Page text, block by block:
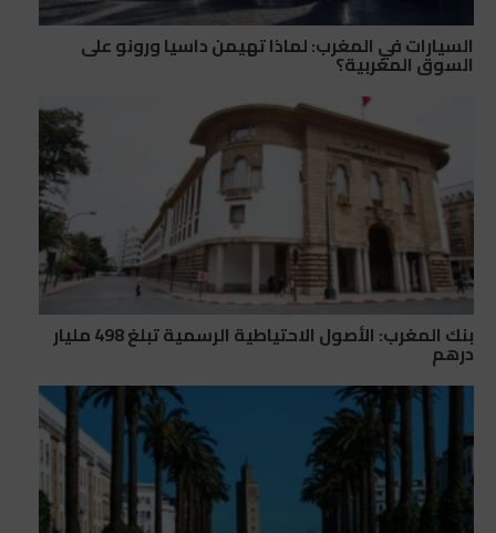
السيارات في المغرب: لماذا تهيمن داسيا ورونو على
السوق المغربية؟
بنك المغرب: الأصول الاحتياطية الرسمية تبلغ 498 مليار
درهم